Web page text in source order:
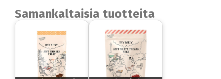
Samankaltaisia tuotteita